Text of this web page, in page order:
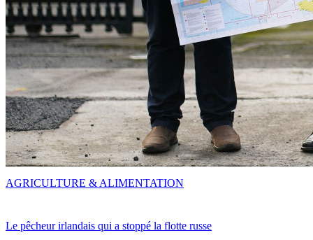
Le pêcheur irlandais qui a stoppé la flotte russe
AGRICULTURE & ALIMENTATION